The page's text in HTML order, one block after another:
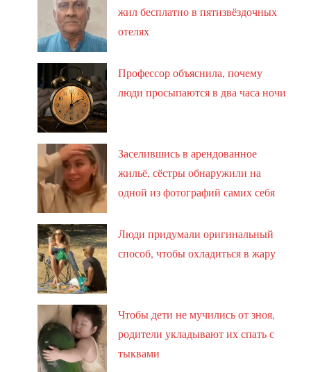
жил бесплатно в пятизвёздочных
отелях
Профессор объяснила, почему
люди просыпаются в два часа ночи
Заселившись в арендованное
жильё, сёстры обнаружили на
одной из фотографий самих себя
Люди придумали оригинальный
способ, чтобы охладиться в жару
Чтобы дети не мучились от зноя,
родители укладывают их спать с
тыквами